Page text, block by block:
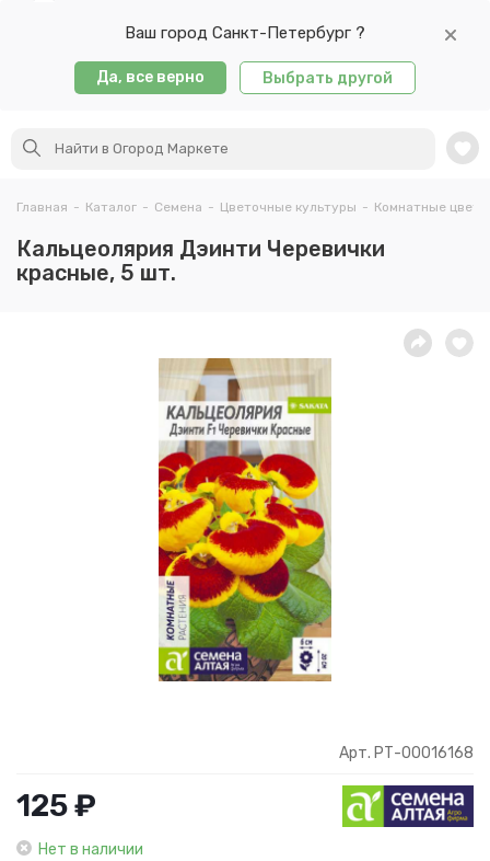
Ваш город Санкт-Петербург ?
Да, все верно Выбрать другой
Главная - Каталог - Семена - Цветочные культуры - Комнатные цветы
Кальцеолярия Дэинти Черевички
красные, 5 шт.
Арт. РТ-00016168
125 ₽
Нет в наличии